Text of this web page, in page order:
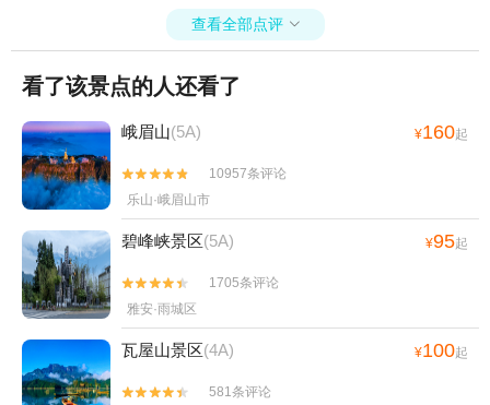
查看全部点评 
看了该景点的人还看了
峨眉山(5A) ¥160起


10957条评论
乐山·峨眉山市
碧峰峡景区(5A) ¥95起


1705条评论
雅安·雨城区
瓦屋山景区(4A) ¥100起

 581条评论